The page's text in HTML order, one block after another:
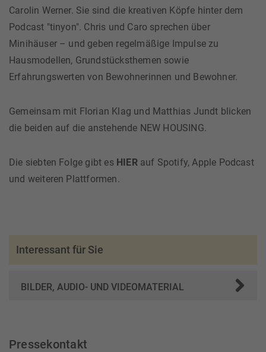
Carolin Werner. Sie sind die kreativen Köpfe hinter dem
Podcast "tinyon". Chris und Caro sprechen über
Minihäuser – und geben regelmäßige Impulse zu
Hausmodellen, Grundstücksthemen sowie
Erfahrungswerten von Bewohnerinnen und Bewohner.
Gemeinsam mit Florian Klag und Matthias Jundt blicken
die beiden auf die anstehende NEW HOUSING.
Die siebten Folge gibt es HIERauf Spotify, Apple Podcast
und weiteren Plattformen.
Interessant für Sie
BILDER, AUDIO- UND VIDEOMATERIAL
Pressekontakt